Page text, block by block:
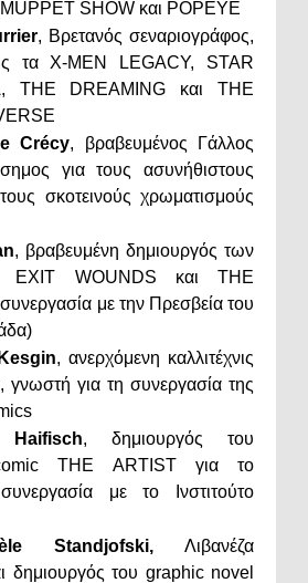
SHOW και POPEYE
, Βρετανός σεναριογράφος,
τα X-MEN LEGACY, STAR
ΤΗΕ DREAMING και THE
Crécy, βραβευμένος Γάλλος
για τους ασυνήθιστους
σκοτεινούς χρωματισμούς
, βραβευμένη δημιουργός των
EXIT WOUNDS και THE
με την Πρεσβεία του
, ανερχόμενη καλλιτέχνις
γνωστή για τη συνεργασία της
, δημιουργός του
comic THE ARTIST για το
με το Ινστιτούτο
Standjofski,Λιβανέζα
δημιουργός του graphic novel